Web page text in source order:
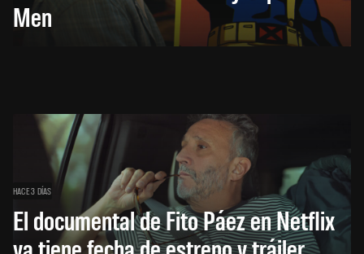
Men
HACE 3 DÍAS
El documental de Fito Páez en Netflix